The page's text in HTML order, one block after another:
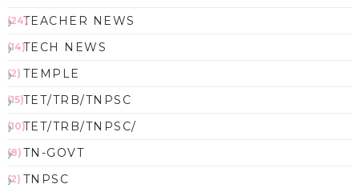
TEACHER NEWS
(24)
TECH NEWS
(14)
TEMPLE
(2)
TET/TRB/TNPSC
(15)
TET/TRB/TNPSC/
(10)
TN-GOVT
(8)
TNPSC
(2)